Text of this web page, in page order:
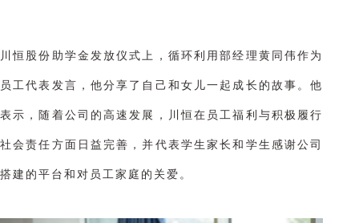
川恒股份助学金发放仪式上，循环利用部经理黄同伟作为
员工代表发言，他分享了自己和女儿一起成长的故事。他
表示，随着公司的高速发展，川恒在员工福利与积极履行
社会责任方面日益完善，并代表学生家长和学生感谢公司
搭建的平台和对员工家庭的关爱。